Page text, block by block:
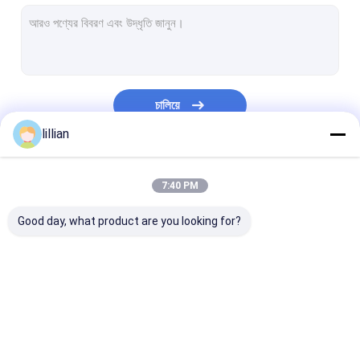
আন্ডারগ্রাউন্ড ফাইবার অপটিক কেবল
ওপিজডাব্লু ফাইবার অপটিক কেবল
ইনডোর ফাইবার অপটিক কেবল
চালিয়ে
lillian
7:40 PM
Good day, what product are you looking for?